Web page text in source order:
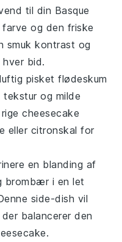
til din Basque
og den friske
smuk kontrast og
bid.
pisket flødeskum
og milde
rigecheesecake
eller citronskal for
en blanding af
brombær i en let
side-dish vil
balancerer den
.